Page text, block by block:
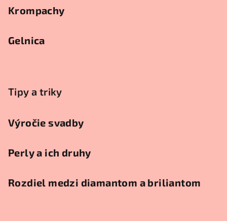
Krompachy
Gelnica
Tipy a triky
Výročie svadby
Perly a ich druhy
Rozdiel medzi diamantom a briliantom